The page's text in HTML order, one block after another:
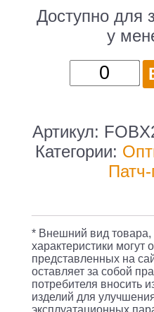
Доступно для
у
товара
1U
кросс
12шт;
(OM2)
/
ITK
FOBX24-
Артикул:
Категории:
* Внешний вид товара,
характеристики могут
представленных на
оставляет за собой
потребителя вносить
изделий для